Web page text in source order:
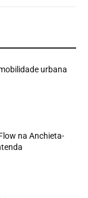
urbana
na Anchieta-